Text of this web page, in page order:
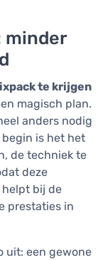
minder
te krijgen
magisch plan.
anders nodig
is het het
de techniek te
deze
bij de
prestaties in
uit: een gewone